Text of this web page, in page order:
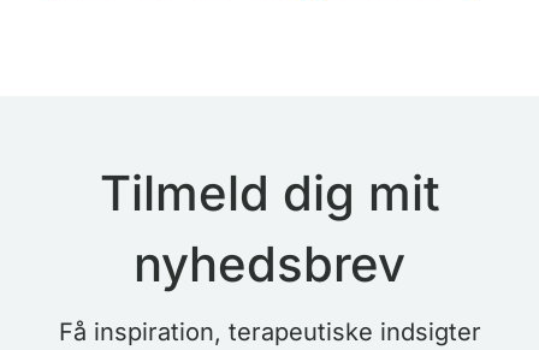
Tilmeld dig mit
nyhedsbrev
Få inspiration, terapeutiske indsigter